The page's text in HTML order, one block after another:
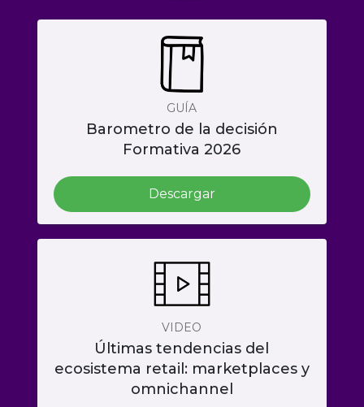
GUÍA
Barometro de la decisión
Formativa 2026
Descargar
VIDEO
Últimas tendencias del
ecosistema retail: marketplaces y
omnichannel